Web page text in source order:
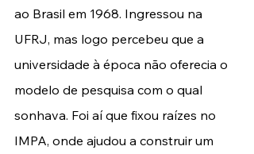
ao Brasil em 1968. Ingressou na
UFRJ, mas logo percebeu que a
universidade à época não oferecia o
modelo de pesquisa com o qual
sonhava. Foi aí que fixou raízes no
IMPA, onde ajudou a construir um